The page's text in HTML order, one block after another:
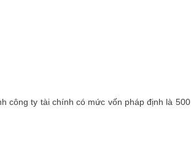
công ty tài chính có mức vốn pháp định là 500